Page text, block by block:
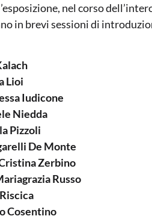
nel corso
in brevi sessioni di
Lioi
Iudicone
Niedda
Pizzoli
De Monte
Zerbino
Russo
Cosentino